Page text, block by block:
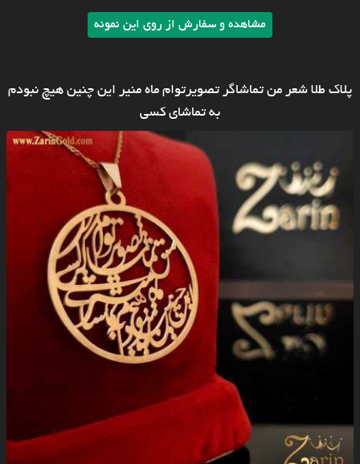
مشاهده و سفارش از روی این نمونه
پلاک طلا شعر من تماشاگر تصویرتوام ماه منیر این چنین هیچ نبودم
به تماشای کسی